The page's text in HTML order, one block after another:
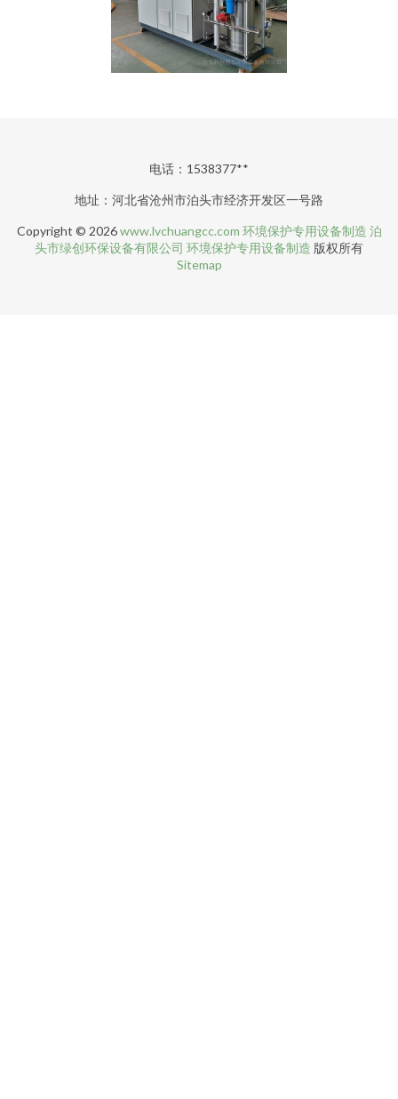
电话：1538377**
地址：河北省沧州市泊头市经济开发区一号路
Copyright © 2026www.lvchuangcc.com 环境保护专用设备制造 泊
头市绿创环保设备有限公司 环境保护专用设备制造 版权所有
Sitemap